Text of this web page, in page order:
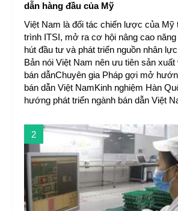
dẫn hàng đầu của Mỹ
Việt Nam là đối tác chiến lược của Mỹ
trình ITSI, mở ra cơ hội nâng cao
hút đầu tư và phát triển nguồn nhân
Bản nói Việt Nam nên ưu tiên sản xuất
bán dẫnChuyên gia Pháp gợi mở
bán dẫn Việt NamKinh nghiệm Hàn
hướng phát triển ngành bán dẫn Việt
2